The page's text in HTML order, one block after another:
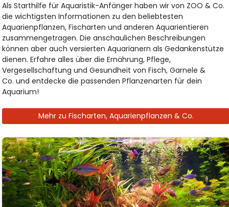
Als Starthilfe für Aquaristik-Anfänger haben wir von ZOO & Co.
die wichtigsten Informationen zu den beliebtesten
Aquarienpflanzen, Fischarten und anderen Aquarientieren
zusammengetragen. Die anschaulichen Beschreibungen
können aber auch versierten Aquarianern als Gedankenstütze
dienen. Erfahre alles über die Ernährung, Pflege,
Vergesellschaftung und Gesundheit von Fisch, Garnele &
Co. und entdecke die passenden Pflanzenarten für dein
Aquarium!
Mehr zu Fischarten, Aquarienpflanzen & Co.